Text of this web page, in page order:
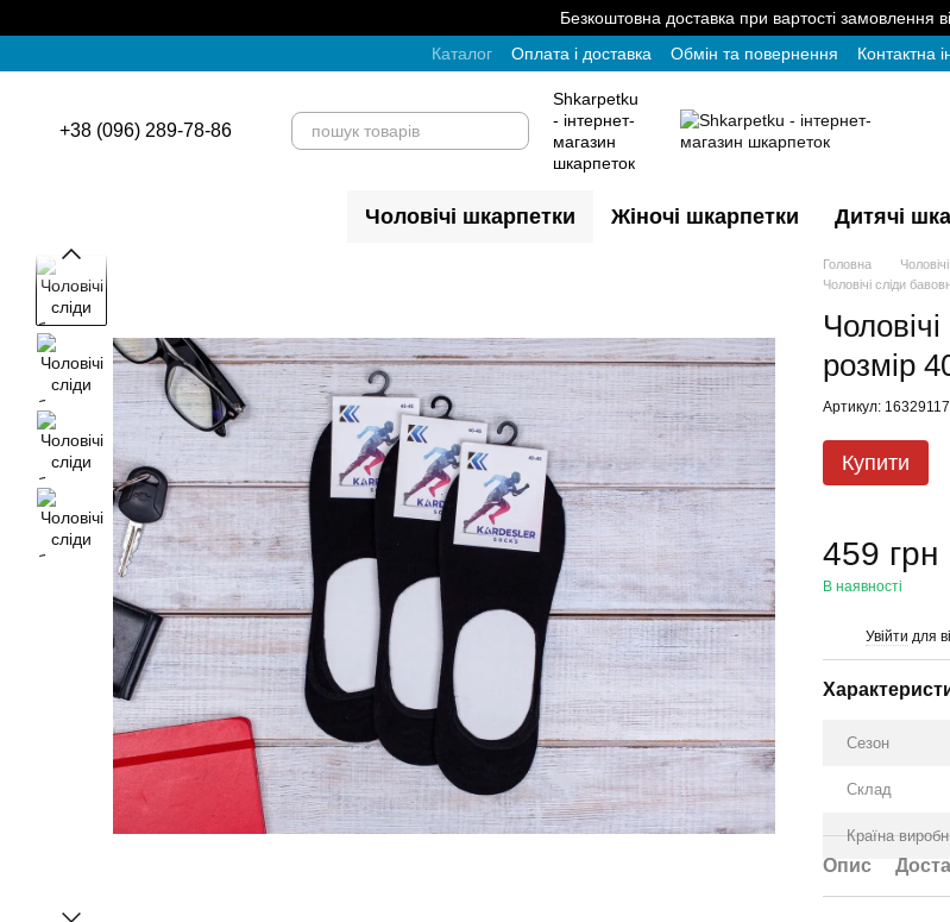
Безкоштовна доставка при вартості замовлення
Каталог
Оплата і доставка Обмін та повернення Контактна
+38 (096) 289-78-86
Shkarpetku
- інтернет-
магазин
шкарпеток
Чоловічі шкарпетки Жіночі шкарпетки Дитячі
Головна
Чоловічі сліди
розмір
Артикул:
Купити
459 грн
В наявності
Увійти для
Сезон
Склад
Країна
Опис